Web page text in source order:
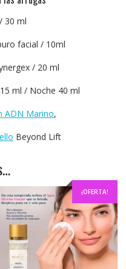
/ 30 ml
facial / 10ml
/ 20 ml
ml / Noche 40 ml
ADN Marino,
Beyond Lift
¡OFERTA!